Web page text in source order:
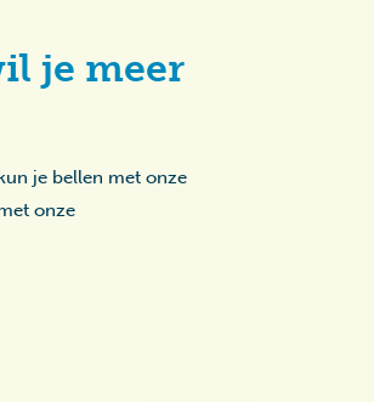
je meer
je bellen met onze
onze